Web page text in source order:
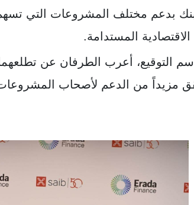
البنك بدعم مختلف المشروعات التي
الاقتصادية المستدامة.
التوقيع، أعرب الطرفان عن
مزيداً من الدعم لأصحاب